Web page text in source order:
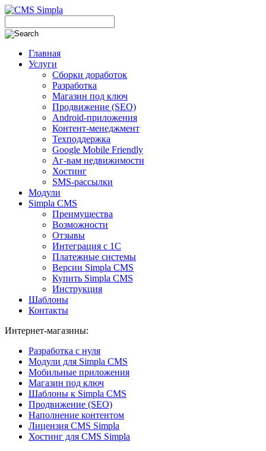
Главная
Услуги
Сборки доработок
Разработка
Магазин под ключ
Продвижение (SEO)
Android-приложения
Контент-менеджмент
Техподдержка
Google Mobile Friendly
Аг-вам недвижимости
Хостинг
SMS-рассылки
Модули
Simpla CMS
Преимущества
Возможности
Отзывы
Интеграция с 1С
Платежные системы
Версии Simpla CMS
Купить Simpla CMS
Инструкция
Шаблоны
Контакты
Интернет-магазины:
Разработка с нуля
Модули для Simpla CMS
Мобильные приложения
Магазин под ключ
Шаблоны к Simpla CMS
Продвижение (SEO)
Наполнение контентом
Лицензия CMS Simpla
Хостинг для CMS Simpla